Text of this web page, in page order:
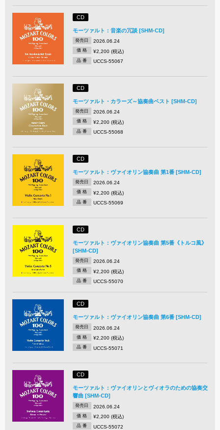
CD
モーツァルト：音楽の冗談 [SHM-CD]
発売日 2026.06.24
価 格 ¥2,200 (税込)
品 番 UCCS-55067
CD
モーツァルト・カラーズ～協奏曲ベスト [SHM-CD]
発売日 2026.06.24
価 格 ¥2,200 (税込)
品 番 UCCS-55068
CD
モーツァルト：ヴァイオリン協奏曲 第1番 [SHM-CD]
発売日 2026.06.24
価 格 ¥2,200 (税込)
品 番 UCCS-55069
CD
モーツァルト：ヴァイオリン協奏曲 第5番《トルコ風》
[SHM-CD]
発売日 2026.06.24
価 格 ¥2,200 (税込)
品 番 UCCS-55070
CD
モーツァルト：ヴァイオリン協奏曲 第6番 [SHM-CD]
発売日 2026.06.24
価 格 ¥2,200 (税込)
品 番 UCCS-55071
CD
モーツァルト：ヴァイオリンとヴィオラのための協奏交
響曲 [SHM-CD]
発売日 2026.06.24
価 格 ¥2,200 (税込)
品 番 UCCS-55072